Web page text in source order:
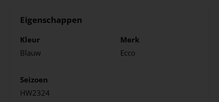
Eigenschappen
Kleur
Blauw
Merk
Ecco
Seizoen
HW2324